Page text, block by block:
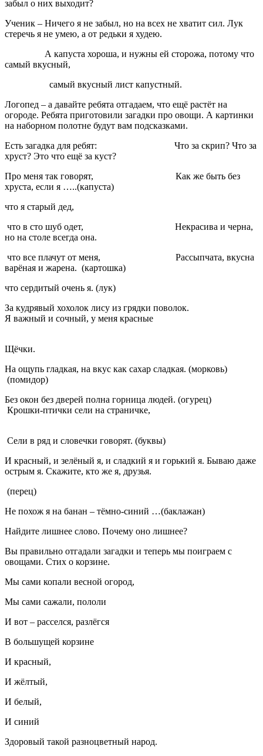
забыл о них выходит?
Ученик – Ничего я не забыл, но на всех не хватит сил. Лук
стеречь я не умею, а от редьки я худею.
А капуста хороша, и нужны ей сторожа, потому что
самый вкусный,
самый вкусный лист капустный.
Логопед – а давайте ребята отгадаем, что ещё растёт на
огороде. Ребята приготовили загадки про овощи. А картинки
на наборном полотне будут вам подсказками.
Есть загадка для ребят: Что за скрип? Что за
хруст? Это что ещё за куст?
Про меня так говорят, Как же быть без
хруста, если я …..(капуста)
что я старый дед,
что в сто шуб одет, Некрасива и черна,
но на столе всегда она.
что все плачут от меня, Рассыпчата, вкусна
варёная и жарена. (картошка)
что сердитый очень я. (лук)
За кудрявый хохолок лису из грядки поволок.
Я важный и сочный, у меня красные
Щёчки.
На ощупь гладкая, на вкус как сахар сладкая. (морковь)
(помидор)
Без окон без дверей полна горница людей. (огурец)
Крошки-птички сели на страничке,
Сели в ряд и словечки говорят. (буквы)
И красный, и зелёный я, и сладкий я и горький я. Бываю даже
острым я. Скажите, кто же я, друзья.
(перец)
Не похож я на банан – тёмно-синий …(баклажан)
Найдите лишнее слово. Почему оно лишнее?
Вы правильно отгадали загадки и теперь мы поиграем с
овощами. Стих о корзине.
Мы сами копали весной огород,
Мы сами сажали, пололи
И вот – расселся, разлёгся
В большущей корзине
И красный,
И жёлтый,
И белый,
И синий
Здоровый такой разноцветный народ.